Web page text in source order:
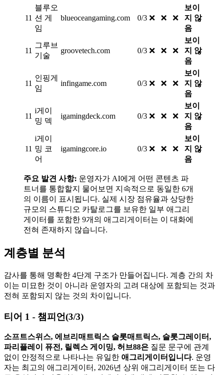
11
블루오
션 게
임
blueoceangaming.com 0/3 ❌ ❌ ❌
보이
지 않
음
11
그루브
기술
groovetech.com 0/3 ❌ ❌ ❌
보이
지 않
음
11
인핑게
임
infingame.com 0/3 ❌ ❌ ❌
보이
지 않
음
11
i게이
밍 덱
igamingdeck.com 0/3 ❌ ❌ ❌
보이
지 않
음
11
i게이
밍 코
어
igamingcore.io 0/3 ❌ ❌ ❌
보이
지 않
음
주요 발견 사항: 운영자가 AI에게 어떤 콘텐츠 파
트너를 통합할지 물어보면 지속적으로 동일한 6개
의 이름이 표시됩니다. 실제 시장 점유율과 상당한
규모의 스튜디오 카탈로그를 보유한 일부 애그리
게이터를 포함한 9개의 애그리게이터는 이 대화에
전혀 존재하지 않습니다.
계층별 분석
감사를 통해 명확한 4단계 구조가 만들어집니다. 계층 간의 차
이는 미묘한 것이 아니라 운영자의 고려 대상에 포함되는 것과
전혀 포함되지 않는 것의 차이입니다.
티어 1 - 챔피언(3/3)
소프트스위스, 에브리매트릭스 슬롯매트릭스, 슬롯그레이터,
파리플레이 퓨전, 릴렉스 게이밍, 허브88은 질문 문구에 관계
없이 안정적으로 나타나는 유일한 애그리게이터입니다. 운영
자는 최고의 애그리게이터, 2026년 상위 애그리게이터 또는 다